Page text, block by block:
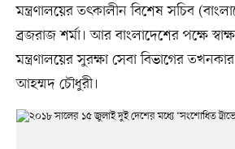
মন্ত্রণালয়ের তৎকালীন বিশেষ সচিব
ব্রজরাজ শর্মা। আর বাংলাদেশের পক্ষে
মন্ত্রণালয়ের সুরক্ষা সেবা বিভাগের
আহম্মদ চৌধুরী।